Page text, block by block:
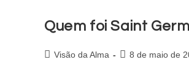
Quem foi Saint
Visão da Alma 8 de maio de